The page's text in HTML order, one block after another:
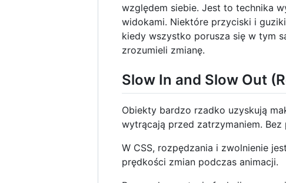
względem siebie. Jest to technika
widokami. Niektóre przyciski i
kiedy wszystko porusza się w tym
zrozumieli zmianę.
Slow In and Slow Out
Obiekty bardzo rzadko uzyskują
wytrącają przed zatrzymaniem.
W CSS, rozpędzania i zwolnienie
prędkości zmian podczas animacji.